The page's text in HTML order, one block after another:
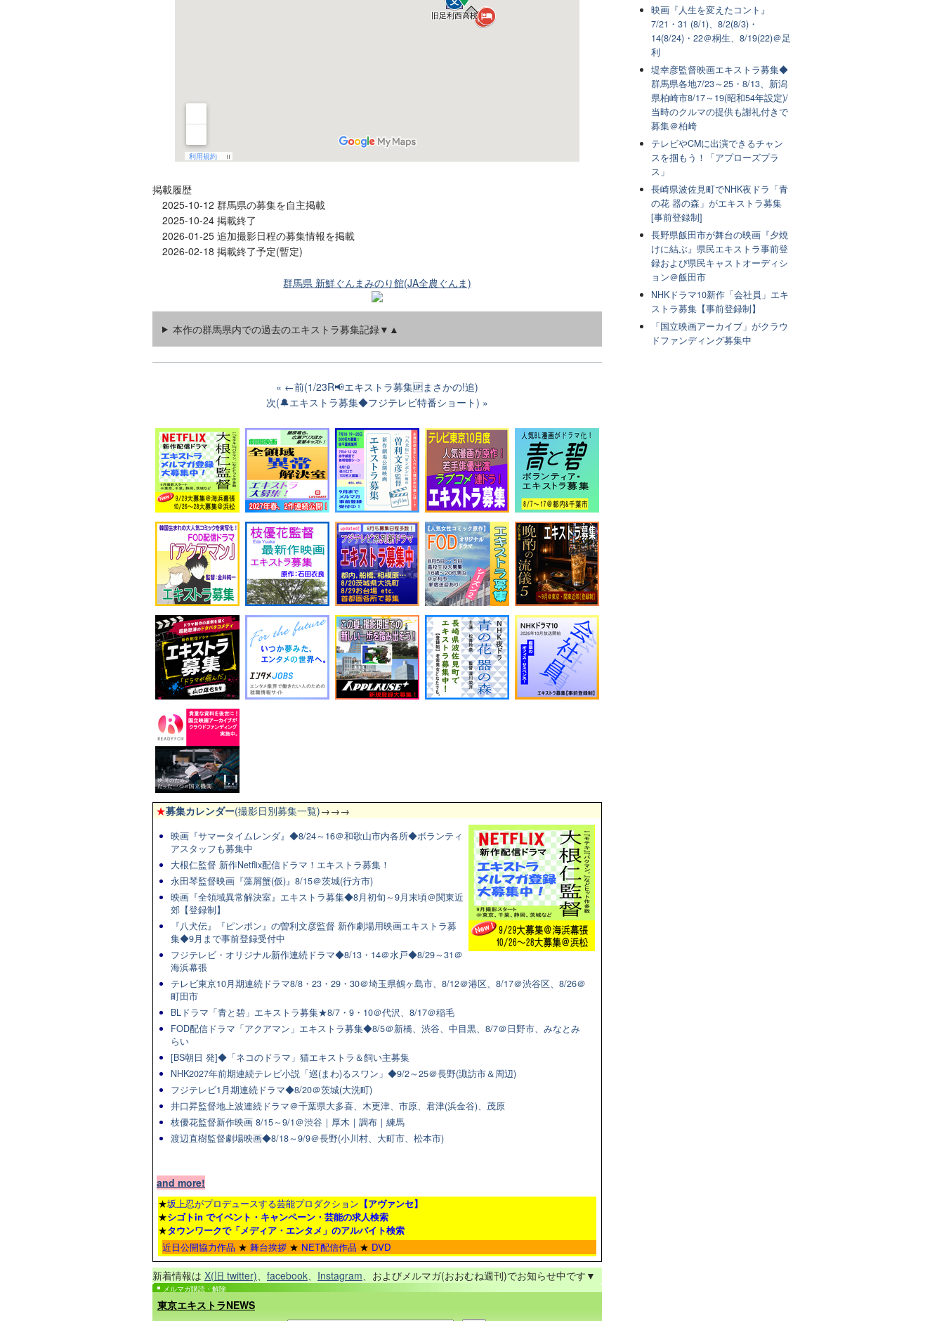
掲載履歴
2025-10-12 群馬県の募集を自主掲載
2025-10-24 掲載終了
2026-01-25 追加撮影日程の募集情報を掲載
2026-02-18 掲載終了予定(暫定)
群馬県 新鮮ぐんまみのり館(JA全農ぐんま)
本作の群馬県内での過去のエキストラ募集記録▼▲
←前(1/23R📢エキストラ募集🆙まさかの!追)
次(🔔エキストラ募集◆フジテレビ特番ショート)
★募集カレンダー(撮影日別募集一覧)→→→
映画『サマータイムレンダ』◆8/24～16＠和歌山市内各所◆ボランティ
アスタッフも募集中
大根仁監督 新作Netflix配信ドラマ！エキストラ募集！
永田琴監督映画『藻屑蟹(仮)』8/15＠茨城(行方市)
映画『全領域異常解決室』エキストラ募集◆8月初旬～9月末頃＠関東近
郊【登録制】
『八犬伝』『ピンポン』の曽利文彦監督 新作劇場用映画エキストラ募
集◆9月まで事前登録受付中
フジテレビ・オリジナル新作連続ドラマ◆8/13・14＠水戸◆8/29～31＠
海浜幕張
テレビ東京10月期連続ドラマ8/8・23・29・30＠埼玉県鶴ヶ島市、8/12＠港区、8/17＠渋谷区、8/26＠
町田市
BLドラマ「青と碧」エキストラ募集★8/7・9・10＠代沢、8/17＠稲毛
FOD配信ドラマ「アクアマン」エキストラ募集◆8/5＠新橋、渋谷、中目黒、8/7＠日野市、みなとみ
らい
[BS朝日 発]◆「ネコのドラマ」猫エキストラ＆飼い主募集
NHK2027年前期連続テレビ小説「巡(まわ)るスワン」◆9/2～25＠長野(諏訪市＆周辺)
フジテレビ1月期連続ドラマ◆8/20＠茨城(大洗町)
井口昇監督地上波連続ドラマ＠千葉県大多喜、木更津、市原、君津(浜金谷)、茂原
枝優花監督新作映画 8/15～9/1＠渋谷｜厚木｜調布｜練馬
渡辺直樹監督劇場映画◆8/18～9/9＠長野(小川村、大町市、松本市)
and more!
★坂上忍がプロデュースする芸能プロダクション 【アヴァンセ】
★シゴトin でイベント・キャンペーン・芸能の求人検索
★タウンワークで「メディア・エンタメ」のアルバイト検索
近日公開協力作品 ★ 舞台挨拶 ★ NET配信作品 ★ DVD
新着情報は X(旧 twitter)、 facebook、 Instagram、およびメルマガ(おおむね週刊)でお知らせ中です▼
メルマガ購読・解除
東京エキストラNEWS
映画『人生を変えたコント』
7/21・31 (8/1)、8/2(8/3)・
14(8/24)・22＠桐生、8/19(22)＠足
利
堤幸彦監督映画エキストラ募集◆
群馬県各地7/23～25・8/13、新潟
県柏崎市8/17～19(昭和54年設定)/
当時のクルマの提供も謝礼付きで
募集＠柏崎
テレビやCMに出演できるチャン
スを掴もう！「アプローズプラ
ス」
長崎県波佐見町でNHK夜ドラ「青
の花 器の森」がエキストラ募集
[事前登録制]
長野県飯田市が舞台の映画『夕焼
けに結ぶ』県民エキストラ事前登
録および県民キャストオーディシ
ョン＠飯田市
NHKドラマ10新作「会社員」エキ
ストラ募集【事前登録制】
「国立映画アーカイブ」がクラウ
ドファンディング募集中